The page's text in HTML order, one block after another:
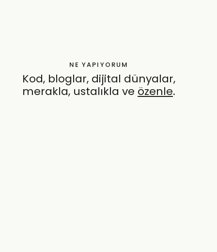
NE YAPIYORUM
Kod, bloglar, dijital dünyalar,
merakla, ustalıkla ve özenle.